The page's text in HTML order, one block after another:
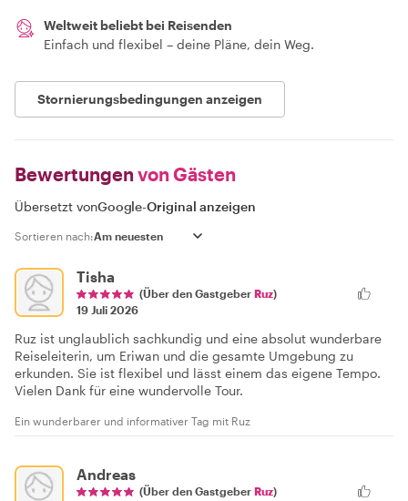
Weltweit beliebt bei Reisenden
Einfach und flexibel – deine Pläne, dein Weg.
Stornierungsbedingungen anzeigen
Bewertungen von Gästen
Übersetzt vonGoogle-Original anzeigen
Sortieren nach:
Tisha
(Über den Gastgeber Ruz)
19 Juli 2026
Ruz ist unglaublich sachkundig und eine absolut wunderbare
Reiseleiterin, um Eriwan und die gesamte Umgebung zu
erkunden. Sie ist flexibel und lässt einem das eigene Tempo.
Vielen Dank für eine wundervolle Tour.
Ein wunderbarer und informativer Tag mit Ruz
Andreas
(Über den Gastgeber Ruz)